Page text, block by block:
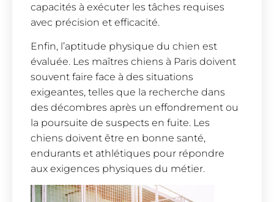
capacités à exécuter les tâches requises
avec précision et efficacité.
Enfin, l’aptitude physique du chien est
évaluée. Les maîtres chiens à Paris doivent
souvent faire face à des situations
exigeantes, telles que la recherche dans
des décombres après un effondrement ou
la poursuite de suspects en fuite. Les
chiens doivent être en bonne santé,
endurants et athlétiques pour répondre
aux exigences physiques du métier.